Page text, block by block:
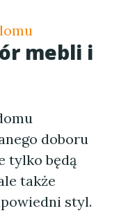
mebli i
doboru
tylko będą
także
styl.